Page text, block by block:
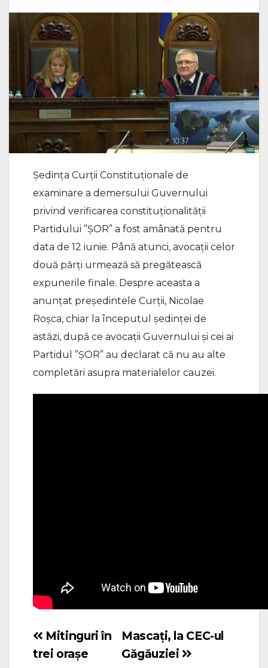
Ședința Curții Constituționale de
examinare a demersului Guvernului
privind verificarea constituționalității
Partidului ”ȘOR” a fost amânată pentru
data de 12 iunie. Până atunci, avocații celor
două părți urmează să pregătească
expunerile finale. Despre aceasta a
anunțat președintele Curții, Nicolae
Roșca, chiar la începutul ședinței de
astăzi, după ce avocații Guvernului și cei ai
Partidul ”ȘOR” au declarat că nu au alte
completări asupra materialelor cauzei.
Navigare
în
Mascați, la CEC-ul
Găgăuziei
Mitinguri în
trei orașe